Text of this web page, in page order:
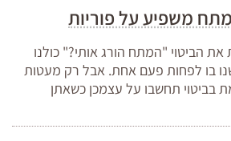
משפיע על פוריות
את הביטוי "המתח הורג אותי?" כולנו
בו לפחות פעם אחת. אבל רק מעטות
בביטוי תחשבו על עצמכן כשאתן